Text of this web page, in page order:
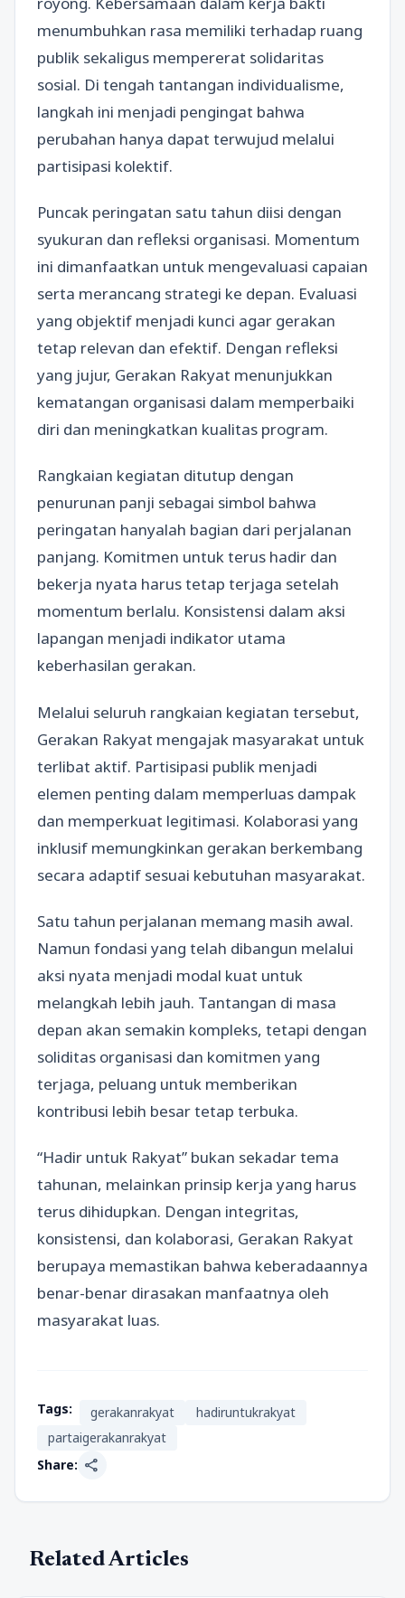
menumbuhkan rasa memiliki terhadap ruang
publik sekaligus mempererat solidaritas
sosial. Di tengah tantangan individualisme,
langkah ini menjadi pengingat bahwa
perubahan hanya dapat terwujud melalui
partisipasi kolektif.
Puncak peringatan satu tahun diisi dengan
syukuran dan refleksi organisasi. Momentum
ini dimanfaatkan untuk mengevaluasi capaian
serta merancang strategi ke depan. Evaluasi
yang objektif menjadi kunci agar gerakan
tetap relevan dan efektif. Dengan refleksi
yang jujur, Gerakan Rakyat menunjukkan
kematangan organisasi dalam memperbaiki
diri dan meningkatkan kualitas program.
Rangkaian kegiatan ditutup dengan
penurunan panji sebagai simbol bahwa
peringatan hanyalah bagian dari perjalanan
panjang. Komitmen untuk terus hadir dan
bekerja nyata harus tetap terjaga setelah
momentum berlalu. Konsistensi dalam aksi
lapangan menjadi indikator utama
keberhasilan gerakan.
Melalui seluruh rangkaian kegiatan tersebut,
Gerakan Rakyat mengajak masyarakat untuk
terlibat aktif. Partisipasi publik menjadi
elemen penting dalam memperluas dampak
dan memperkuat legitimasi. Kolaborasi yang
inklusif memungkinkan gerakan berkembang
secara adaptif sesuai kebutuhan masyarakat.
Satu tahun perjalanan memang masih awal.
Namun fondasi yang telah dibangun melalui
aksi nyata menjadi modal kuat untuk
melangkah lebih jauh. Tantangan di masa
depan akan semakin kompleks, tetapi dengan
soliditas organisasi dan komitmen yang
terjaga, peluang untuk memberikan
kontribusi lebih besar tetap terbuka.
“Hadir untuk Rakyat” bukan sekadar tema
tahunan, melainkan prinsip kerja yang harus
terus dihidupkan. Dengan integritas,
konsistensi, dan kolaborasi, Gerakan Rakyat
berupaya memastikan bahwa keberadaannya
benar-benar dirasakan manfaatnya oleh
masyarakat luas.
Tags: gerakanrakyat
hadiruntukrakyat
partaigerakanrakyat
Share: share
Related Articles